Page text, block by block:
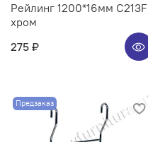
Рейлинг 1200*16мм C213F
хром
275 ₽
Предзаказ